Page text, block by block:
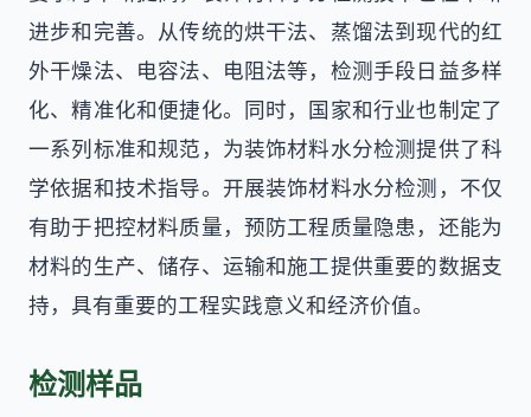
进步和完善。从传统的烘干法、蒸馏法到现代的红
外干燥法、电容法、电阻法等，检测手段日益多样
化、精准化和便捷化。同时，国家和行业也制定了
一系列标准和规范，为装饰材料水分检测提供了科
学依据和技术指导。开展装饰材料水分检测，不仅
有助于把控材料质量，预防工程质量隐患，还能为
材料的生产、储存、运输和施工提供重要的数据支
持，具有重要的工程实践意义和经济价值。
检测样品